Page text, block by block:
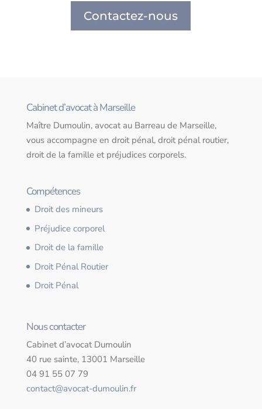
Contactez-nous
Cabinet d’avocat à Marseille
Maître Dumoulin, avocat au Barreau de Marseille,
vous accompagne en droit pénal, droit pénal routier,
droit de la famille et préjudices corporels.
Compétences
Droit des mineurs
Préjudice corporel
Droit de la famille
Droit Pénal Routier
Droit Pénal
Nous contacter
Cabinet d’avocat Dumoulin
40 rue sainte, 13001 Marseille
04 91 55 07 79
contact@avocat-dumoulin.fr